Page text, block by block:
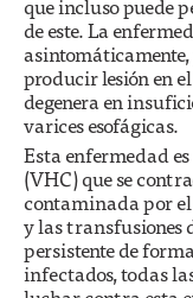
que incluso puede
de este. La
producir lesión en
degenera en
varices esofágicas.
Esta enfermedad
(VHC) que se
contaminada por
y las transfusiones
persistente de
infectados, todas